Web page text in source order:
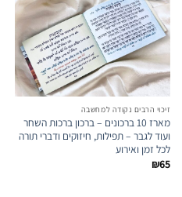
הוספה
לרשימת
המועדפים
זיכוי הרבים נקודה למחשבה
מארז 10 ברכונים – ברכון ברכות השחר
ועוד לגבר – תפילות, חיזוקים ודברי תורה
לכל זמן ואירוע
₪65